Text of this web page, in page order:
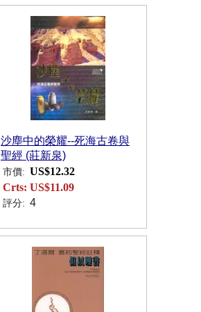
沙塵中的榮耀--死海古卷與
聖經 (莊新泉)
市價: US$12.32
Crts: US$11.09
評分: 4